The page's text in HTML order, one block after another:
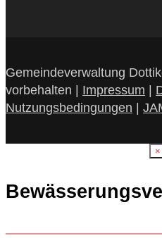
Gemeindeverwaltung
vorbehalten | Impressum |
Nutzungsbedingungen |
×